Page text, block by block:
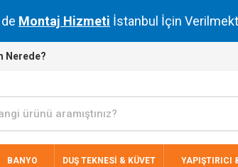
Montaj Hizmeti İstanbul İçin
Nerede?
BANYO
DUŞ TEKNESİ & KÜVET
YAPIŞTIRICI